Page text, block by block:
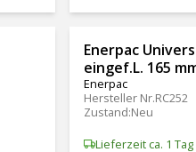
Enerpac
eingef.L. 165
Enerpac
Hersteller Nr.RC252
Zustand:Neu
Lieferzeit ca. 1 Tag